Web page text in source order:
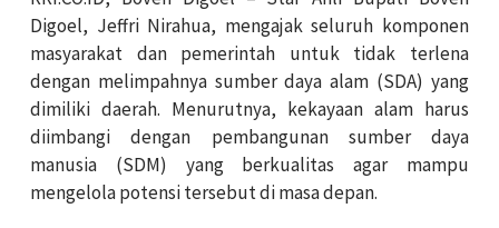
Digoel, Jeffri Nirahua, mengajak seluruh komponen
masyarakat dan pemerintah untuk tidak terlena
dengan melimpahnya sumber daya alam (SDA) yang
dimiliki daerah. Menurutnya, kekayaan alam harus
diimbangi dengan pembangunan sumber daya
manusia (SDM) yang berkualitas agar mampu
mengelola potensi tersebut di masa depan.